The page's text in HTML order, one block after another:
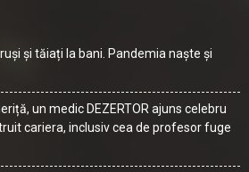
și tăiați la bani. Pandemia naște și
un medic DEZERTOR ajuns celebru
cariera, inclusiv cea de profesor fuge